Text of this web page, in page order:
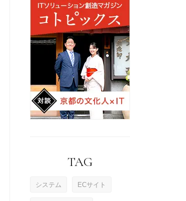
TAG
システム ECサイト